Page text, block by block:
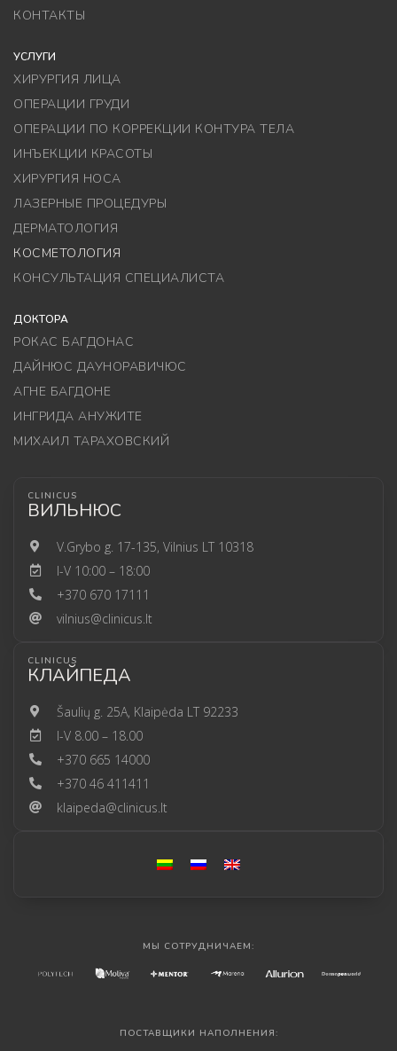
КОНТАКТЫ
УСЛУГИ
ХИРУРГИЯ ЛИЦА
ОПЕРАЦИИ ГРУДИ
ОПЕРАЦИИ ПО КОРРЕКЦИИ КОНТУРА ТЕЛА
ИНЪЕКЦИИ КРАСОТЫ
ХИРУРГИЯ НОСА
ЛАЗЕРНЫЕ ПРОЦЕДУРЫ
ДЕРМАТОЛОГИЯ
КОСМЕТОЛОГИЯ
КОНСУЛЬТАЦИЯ СПЕЦИАЛИСТА
ДОКТОРА
РОКАС БАГДОНАС
ДАЙНЮС ДАУНОРАВИЧЮС
АГНЕ БАГДОНЕ
ИНГРИДА АНУЖИТЕ
МИХАИЛ ТАРАХОВСКИЙ
CLINICUS
ВИЛЬНЮС
V.Grybo g. 17-135, Vilnius LT 10318
I-V 10:00 – 18:00
+370 670 17111
vilnius@clinicus.lt
CLINICUS
КЛАЙПЕДА
Šaulių g. 25A, Klaipėda LT 92233
I-V 8.00 – 18.00
+370 665 14000
+370 46 411411
klaipeda@clinicus.lt
МЫ СОТРУДНИЧАЕМ:
ПОСТАВЩИКИ НАПОЛНЕНИЯ: